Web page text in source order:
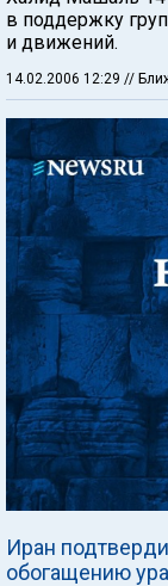
в поддержку
и движений.
14.02.2006 12:29 //
Иран
обогащению